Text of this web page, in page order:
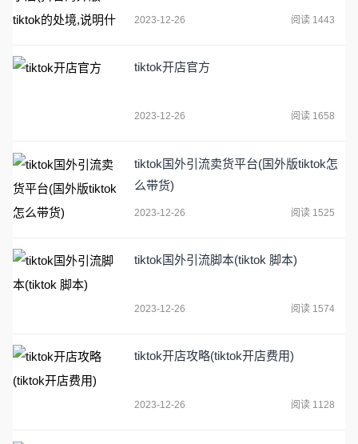
2023-12-26 阅读 1443
tiktok开店官方
2023-12-26 阅读 1658
tiktok国外引流卖货平台(国外版tiktok怎
么带货)
2023-12-26 阅读 1525
tiktok国外引流脚本(tiktok 脚本)
2023-12-26 阅读 1574
tiktok开店攻略(tiktok开店费用)
2023-12-26 阅读 1128